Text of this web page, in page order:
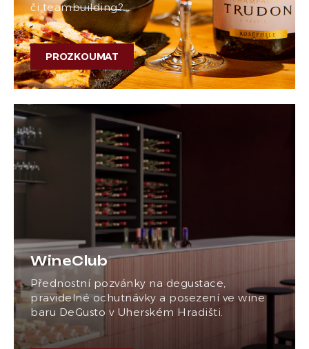
či teambuilding?…
PROZKOUMAT
WineClub
Přednostní pozvánky na degustace,
pravidelné ochutnávky a posezení ve wine
baru DeGusto v Uherském Hradišti.